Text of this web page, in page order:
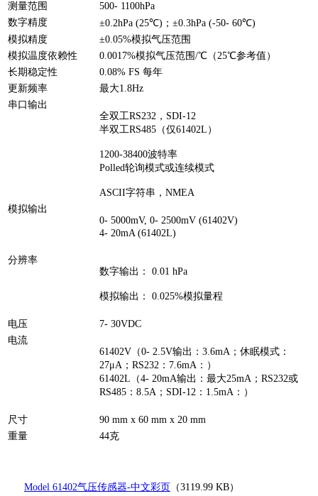
测量范围
500- 1100hPa
数字精度
±0.2hPa (25℃)；±0.3hPa (-50- 60℃)
模拟精度
±0.05%模拟气压范围
模拟温度依赖性
0.0017%模拟气压范围/℃（25℃参考值）
长期稳定性
0.08% FS 每年
更新频率
最大1.8Hz
串口输出
全双工RS232，SDI-12
半双工RS485（仅61402L）
1200-38400波特率
Polled轮询模式或连续模式
ASCII字符串，NMEA
模拟输出
0- 5000mV, 0- 2500mV (61402V)
4- 20mA (61402L)
分辨率
数字输出： 0.01 hPa
模拟输出： 0.025%模拟量程
电压
7- 30VDC
电流
61402V（0- 2.5V输出：3.6mA；休眠模式：
27μA；RS232：7.6mA：）
61402L（4- 20mA输出：最大25mA；RS232或
RS485：8.5A；SDI-12：1.5mA：）
尺寸
90 mm x 60 mm x 20 mm
重量
44克
Model 61402气压传感器-中文彩页 （3119.99 KB）